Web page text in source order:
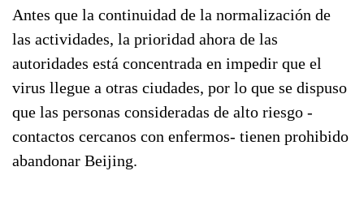
Antes que la continuidad de la normalización de
las actividades, la prioridad ahora de las
autoridades está concentrada en impedir que el
virus llegue a otras ciudades, por lo que se dispuso
que las personas consideradas de alto riesgo -
contactos cercanos con enfermos- tienen prohibido
abandonar Beijing.